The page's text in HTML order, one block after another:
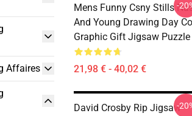
Affaires
Mens Funny Csny Stills
And Young Drawing Day
Graphic Gift Jigsaw Puzzle
21,98 € - 40,02 €
-
David Crosby Rip Jigsaw
-